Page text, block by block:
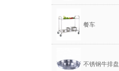
餐车
不锈钢牛排盘